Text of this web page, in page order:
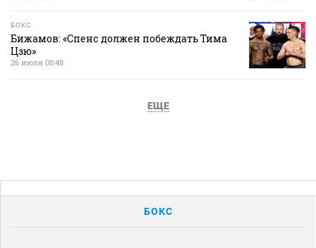
БОКС
Бижамов: «Спенс должен побеждать Тима
Цзю»
26 июля 00:48
ЕЩЕ
БОКС